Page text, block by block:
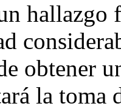
hallazgo
obtener
la toma